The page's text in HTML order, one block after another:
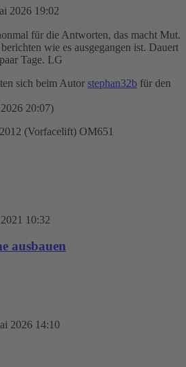
2026 19:02
für die Antworten, das macht Mut.
wie es ausgegangen ist. Dauert
Tage. LG
sich beim Autor stephan32b für den
20:07)
(Vorfacelift) OM651
10:32
ausbauen
2026 14:10